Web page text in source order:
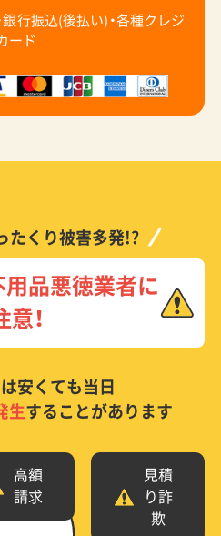
銀行振込(後払い)・各種クレジ
ード
たくり被害多発!?
品悪徳業者に
意！
安くても当日
生することがあります
高額
請求
見積
り詐
欺